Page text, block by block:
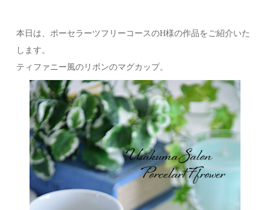
本日は、ポーセラーツフリーコースのH様の作品をご紹介いた
します。
ティファニー風のリボンのマグカップ。